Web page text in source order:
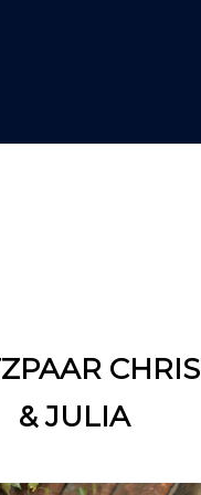
& JULIA